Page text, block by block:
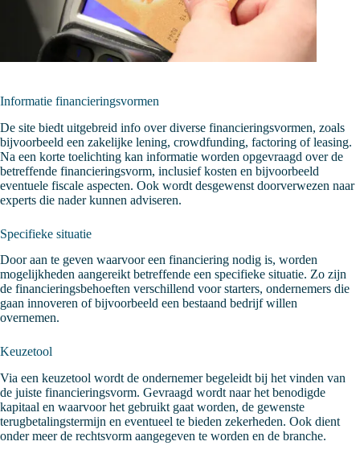
Informatie financieringsvormen
De site biedt uitgebreid info over diverse financieringsvormen, zoals
bijvoorbeeld een zakelijke lening, crowdfunding, factoring of leasing.
Na een korte toelichting kan informatie worden opgevraagd over de
betreffende financieringsvorm, inclusief kosten en bijvoorbeeld
eventuele fiscale aspecten. Ook wordt desgewenst doorverwezen naar
experts die nader kunnen adviseren.
Specifieke situatie
Door aan te geven waarvoor een financiering nodig is, worden
mogelijkheden aangereikt betreffende een specifieke situatie. Zo zijn
de financieringsbehoeften verschillend voor starters, ondernemers die
gaan innoveren of bijvoorbeeld een bestaand bedrijf willen
overnemen.
Keuzetool
Via een keuzetool wordt de ondernemer begeleidt bij het vinden van
de juiste financieringsvorm. Gevraagd wordt naar het benodigde
kapitaal en waarvoor het gebruikt gaat worden, de gewenste
terugbetalingstermijn en eventueel te bieden zekerheden. Ook dient
onder meer de rechtsvorm aangegeven te worden en de branche.